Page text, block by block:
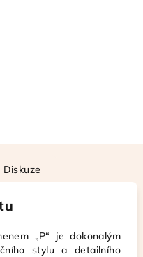
Diskuze
„P“ je dokonalým
stylu a detailního